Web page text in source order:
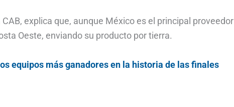
explica que, aunque México es el principal proveedor
Oeste, enviando su producto por tierra.
equipos más ganadores en la historia de las finales